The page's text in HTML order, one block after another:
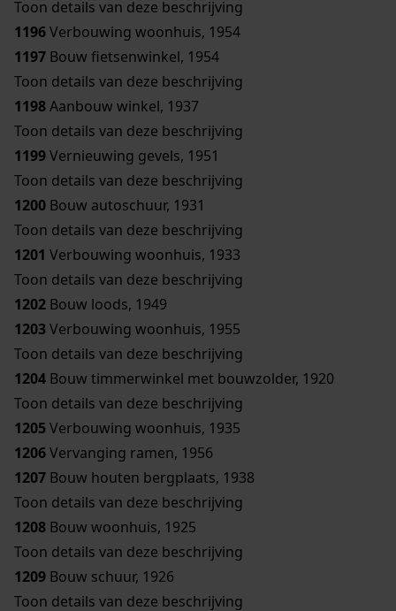
Toon details van deze beschrijving
1196Verbouwing woonhuis, 1954
1197 Bouw fietsenwinkel, 1954
Toon details van deze beschrijving
1198Aanbouw winkel, 1937
Toon details van deze beschrijving
1199Vernieuwing gevels, 1951
Toon details van deze beschrijving
1200 Bouw autoschuur, 1931
Toon details van deze beschrijving
1201 Verbouwing woonhuis, 1933
Toon details van deze beschrijving
1202 Bouw loods, 1949
1203Verbouwing woonhuis, 1955
Toon details van deze beschrijving
1204 Bouw timmerwinkel met bouwzolder, 1920
Toon details van deze beschrijving
1205Verbouwing woonhuis, 1935
1206Vervanging ramen, 1956
1207 Bouw houten bergplaats, 1938
Toon details van deze beschrijving
1208 Bouw woonhuis, 1925
Toon details van deze beschrijving
1209 Bouw schuur, 1926
Toon details van deze beschrijving